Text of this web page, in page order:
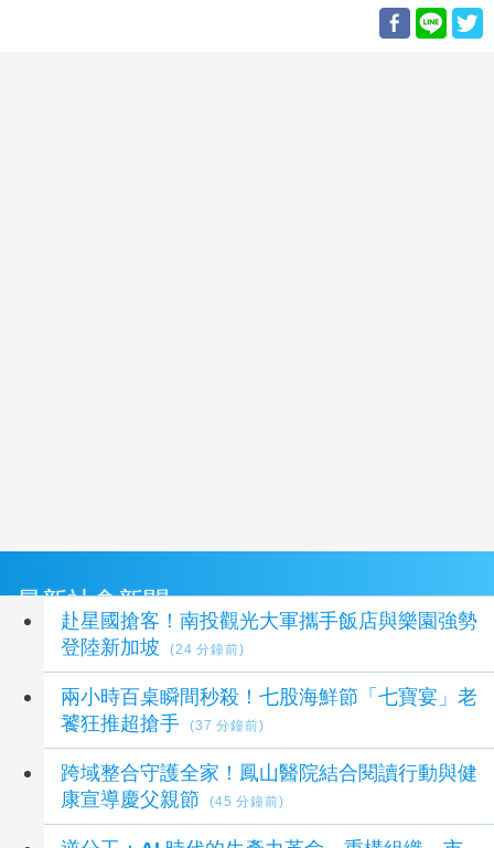
最新社會新聞
赴星國搶客！南投觀光大軍攜手飯店與樂園強勢
登陸新加坡
(24 分鐘前)
兩小時百桌瞬間秒殺！七股海鮮節「七寶宴」老
饕狂推超搶手
(37 分鐘前)
跨域整合守護全家！鳳山醫院結合閱讀行動與健
康宣導慶父親節
(45 分鐘前)